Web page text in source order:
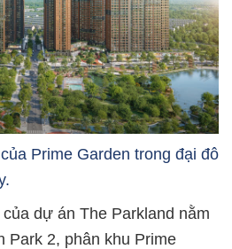
Prime Garden trong đại đô
dự án The Parkland nằm
Park 2, phân khu Prime